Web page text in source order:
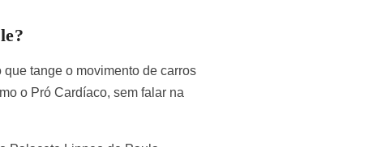
tange o movimento de carros
o Pró Cardíaco, sem falar na